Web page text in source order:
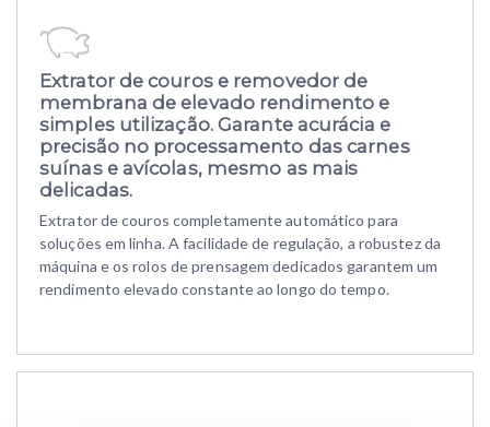
Extrator de couros e removedor de
membrana de elevado rendimento e
simples utilização. Garante acurácia e
precisão no processamento das carnes
suínas e avícolas, mesmo as mais
delicadas.
Extrator de couros completamente automático para
soluções em linha. A facilidade de regulação, a robustez da
máquina e os rolos de prensagem dedicados garantem um
rendimento elevado constante ao longo do tempo.